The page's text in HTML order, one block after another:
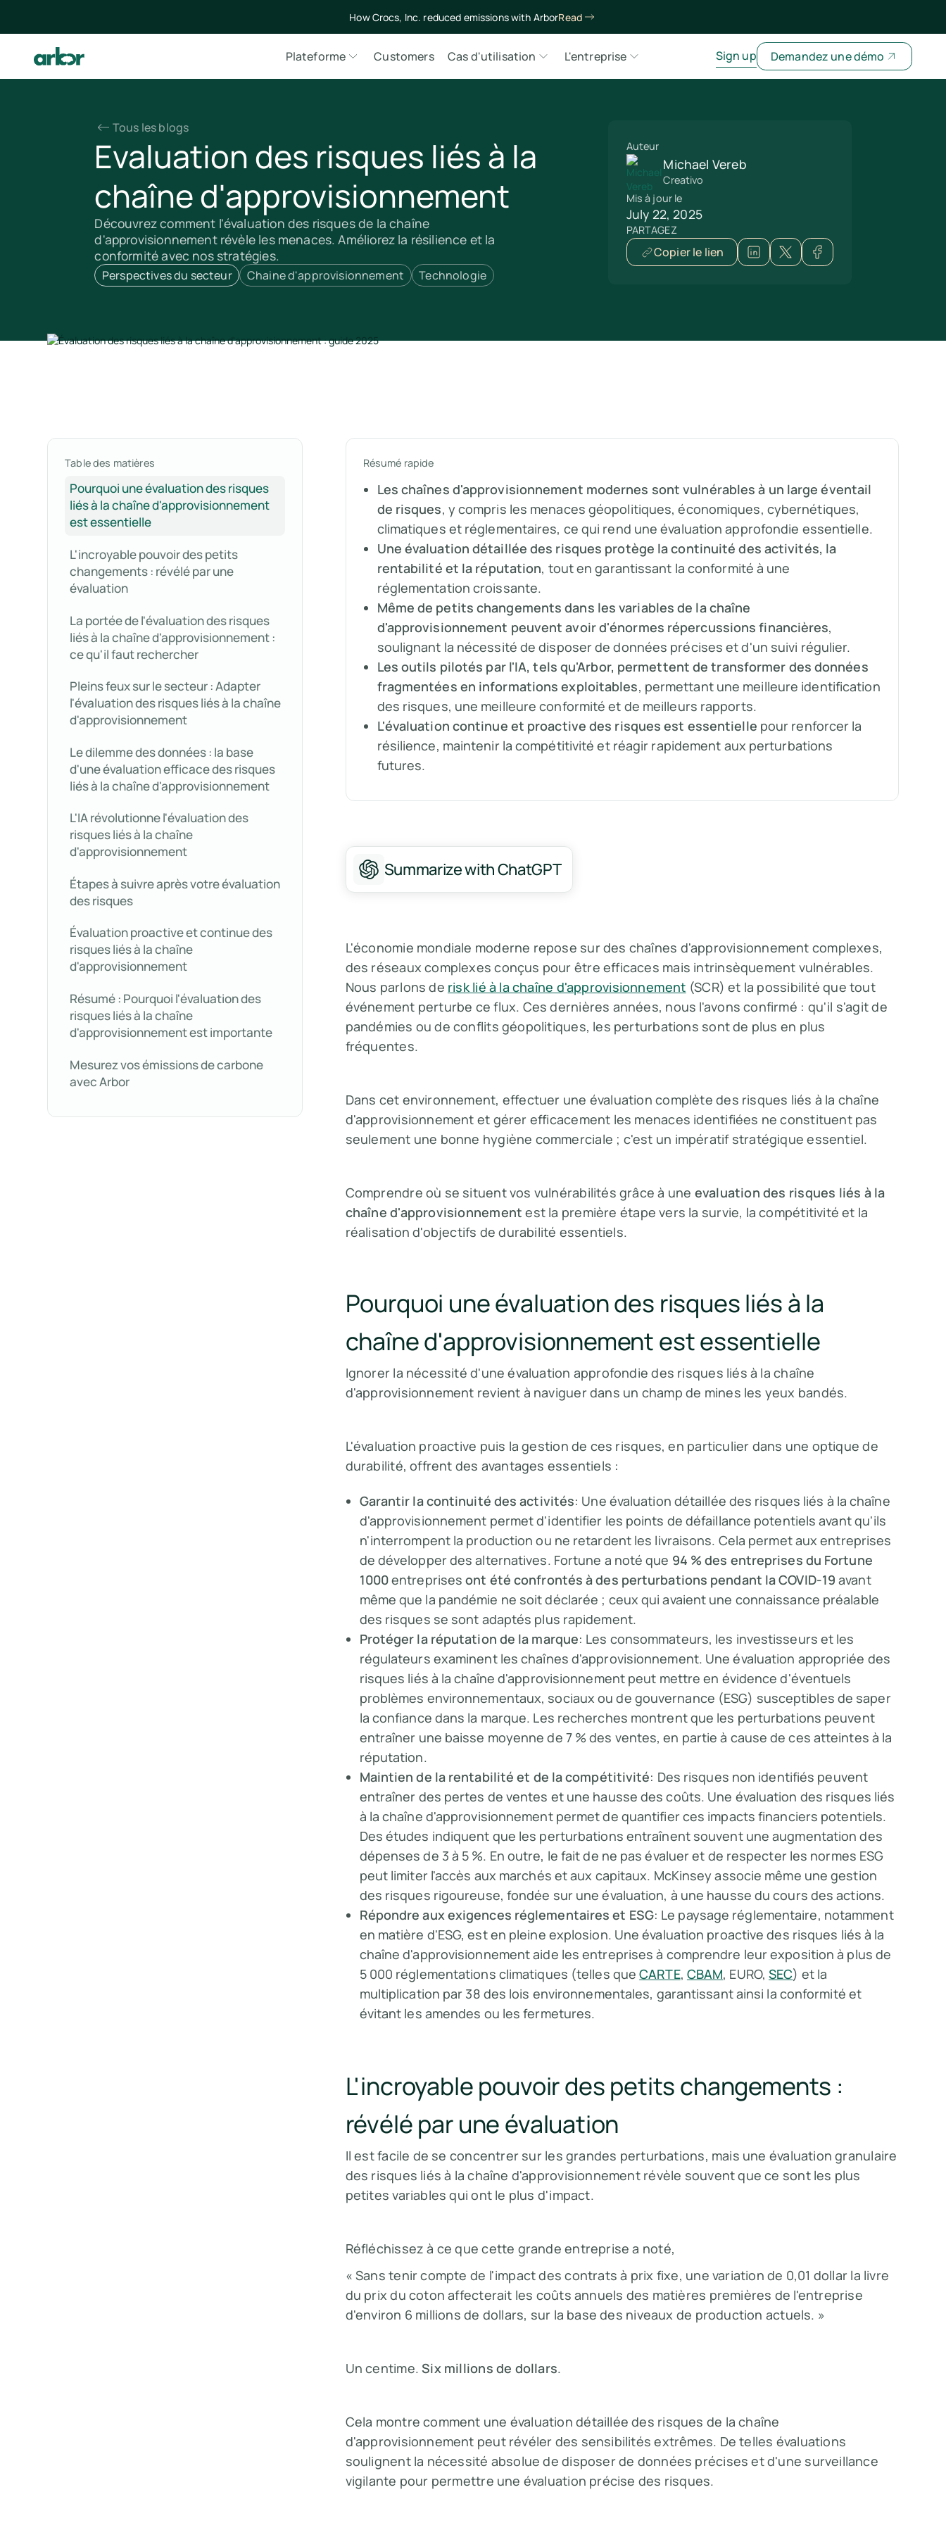
How Crocs, Inc. reduced emissions with ArborRead
Plateforme Customers Cas d'utilisation L'entreprise Sign up Demandez une démo
Tous les blogs
Evaluation des risques liés à la
chaîne d'approvisionnement
Découvrez comment l'évaluation des risques de la chaîne
d'approvisionnement révèle les menaces. Améliorez la résilience et la
conformité avec nos stratégies.
Perspectives du secteur Chaine d'approvisionnement Technologie
Auteur
Michael Vereb
Creativo
Mis à jour le
July 22, 2025
PARTAGEZ
Copier le lien
Table des matières
Pourquoi une évaluation des risques
liés à la chaîne d'approvisionnement
est essentielle
L'incroyable pouvoir des petits
changements : révélé par une
évaluation
La portée de l'évaluation des risques
liés à la chaîne d'approvisionnement :
ce qu'il faut rechercher
Pleins feux sur le secteur : Adapter
l'évaluation des risques liés à la chaîne
d'approvisionnement
Le dilemme des données : la base
d'une évaluation efficace des risques
liés à la chaîne d'approvisionnement
L'IA révolutionne l'évaluation des
risques liés à la chaîne
d'approvisionnement
Étapes à suivre après votre évaluation
des risques
Évaluation proactive et continue des
risques liés à la chaîne
d'approvisionnement
Résumé : Pourquoi l'évaluation des
risques liés à la chaîne
d'approvisionnement est importante
Mesurez vos émissions de carbone
avec Arbor
Résumé rapide
Les chaînes d'approvisionnement modernes sont vulnérables à un large éventail
de risques, y compris les menaces géopolitiques, économiques, cybernétiques,
climatiques et réglementaires, ce qui rend une évaluation approfondie essentielle.
Une évaluation détaillée des risques protège la continuité des activités, la
rentabilité et la réputation, tout en garantissant la conformité à une
réglementation croissante.
Même de petits changements dans les variables de la chaîne
d'approvisionnement peuvent avoir d'énormes répercussions financières,
soulignant la nécessité de disposer de données précises et d'un suivi régulier.
Les outils pilotés par l'IA, tels qu'Arbor, permettent de transformer des données
fragmentées en informations exploitables, permettant une meilleure identification
des risques, une meilleure conformité et de meilleurs rapports.
L'évaluation continue et proactive des risques est essentielle pour renforcer la
résilience, maintenir la compétitivité et réagir rapidement aux perturbations
futures.
Summarize with ChatGPT
L'économie mondiale moderne repose sur des chaînes d'approvisionnement complexes,
des réseaux complexes conçus pour être efficaces mais intrinsèquement vulnérables.
Nous parlons de risk lié à la chaîne d'approvisionnement (SCR) et la possibilité que tout
événement perturbe ce flux. Ces dernières années, nous l'avons confirmé : qu'il s'agit de
pandémies ou de conflits géopolitiques, les perturbations sont de plus en plus
fréquentes.
Dans cet environnement, effectuer une évaluation complète des risques liés à la chaîne
d'approvisionnement et gérer efficacement les menaces identifiées ne constituent pas
seulement une bonne hygiène commerciale ; c'est un impératif stratégique essentiel.
Comprendre où se situent vos vulnérabilités grâce à une evaluation des risques liés à la
chaîne d'approvisionnement est la première étape vers la survie, la compétitivité et la
réalisation d'objectifs de durabilité essentiels.
Pourquoi une évaluation des risques liés à la
chaîne d'approvisionnement est essentielle
Ignorer la nécessité d'une évaluation approfondie des risques liés à la chaîne
d'approvisionnement revient à naviguer dans un champ de mines les yeux bandés.
L'évaluation proactive puis la gestion de ces risques, en particulier dans une optique de
durabilité, offrent des avantages essentiels :
Garantir la continuité des activités: Une évaluation détaillée des risques liés à la chaîne
d'approvisionnement permet d'identifier les points de défaillance potentiels avant qu'ils
n'interrompent la production ou ne retardent les livraisons. Cela permet aux entreprises
de développer des alternatives. Fortune a noté que 94 % des entreprises du Fortune
1000entreprisesont été confrontés à des perturbations pendant la COVID-19 avant
même que la pandémie ne soit déclarée ; ceux qui avaient une connaissance préalable
des risques se sont adaptés plus rapidement.
Protéger la réputation de la marque: Les consommateurs, les investisseurs et les
régulateurs examinent les chaînes d'approvisionnement. Une évaluation appropriée des
risques liés à la chaîne d'approvisionnement peut mettre en évidence d'éventuels
problèmes environnementaux, sociaux ou de gouvernance (ESG) susceptibles de saper
la confiance dans la marque. Les recherches montrent que les perturbations peuvent
entraîner une baisse moyenne de 7 % des ventes, en partie à cause de ces atteintes à la
réputation.
Maintien de la rentabilité et de la compétitivité: Des risques non identifiés peuvent
entraîner des pertes de ventes et une hausse des coûts. Une évaluation des risques liés
à la chaîne d'approvisionnement permet de quantifier ces impacts financiers potentiels.
Des études indiquent que les perturbations entraînent souvent une augmentation des
dépenses de 3 à 5 %. En outre, le fait de ne pas évaluer et de respecter les normes ESG
peut limiter l'accès aux marchés et aux capitaux. McKinsey associe même une gestion
des risques rigoureuse, fondée sur une évaluation, à une hausse du cours des actions.
Répondre aux exigences réglementaires et ESG: Le paysage réglementaire, notamment
en matière d'ESG, est en pleine explosion. Une évaluation proactive des risques liés à la
chaîne d'approvisionnement aide les entreprises à comprendre leur exposition à plus de
5 000 réglementations climatiques (telles queCARTE, CBAM, EURO,SEC) et la
multiplication par 38 des lois environnementales, garantissant ainsi la conformité et
évitant les amendes ou les fermetures.
L'incroyable pouvoir des petits changements :
révélé par une évaluation
Il est facile de se concentrer sur les grandes perturbations, mais une évaluation granulaire
des risques liés à la chaîne d'approvisionnement révèle souvent que ce sont les plus
petites variables qui ont le plus d'impact.
Réfléchissez à ce que cette grande entreprise a noté,
« Sans tenir compte de l'impact des contrats à prix fixe, une variation de 0,01 dollar la livre
du prix du coton affecterait les coûts annuels des matières premières de l'entreprise
d'environ 6 millions de dollars, sur la base des niveaux de production actuels. »
Un centime.Six millions de dollars.
Cela montre comment une évaluation détaillée des risques de la chaîne
d'approvisionnement peut révéler des sensibilités extrêmes. De telles évaluations
soulignent la nécessité absolue de disposer de données précises et d'une surveillance
vigilante pour permettre une évaluation précise des risques.